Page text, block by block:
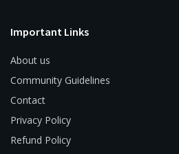
Important Links
About us
Community Guidelines
Contact
Privacy Policy
Refund Policy